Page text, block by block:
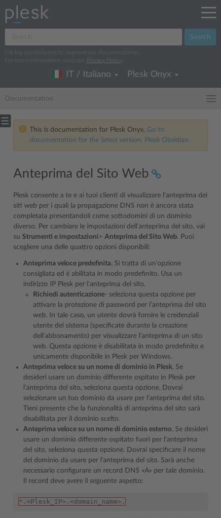
Search
We log search terms to improve our documentation.
For more information, read our
Privacy Policy
IT / Italiano Plesk Onyx
Documentation
This is documentation for Plesk Onyx. Go to
documentation for the latest version, Plesk Obsidian.
Anteprima del Sito Web
Plesk consente a te e ai tuoi clienti di visualizzare l’anteprima dei
siti web per i quali la propagazione DNS non è ancora stata
completata presentandoli come sottodomini di un dominio
diverso. Per cambiare le impostazioni dell’anteprima del sito, vai
su Strumenti e impostazioni> Anteprima del Sito Web. Puoi
scegliere una delle quattro opzioni disponibili:
Anteprima veloce predefinita. Si tratta di un’opzione
consigliata ed è abilitata in modo predefinito. Usa un
indirizzo IP Plesk per l’anteprima del sito.
Richiedi autenticazione- seleziona questa opzione per
attivare la protezione di password per l’anteprima del sito
web. In tale caso, un utente dovrà fornire le credenziali
utente del sistema (specificate durante la creazione
dell’abbonamento) per visualizzare l’anteprima di un sito
web. Questa opzione è disabilitata in modo predefinito e
unicamente disponibile in Plesk per Windows.
Anteprima veloce su un nome di dominio in Plesk. Se
desideri usare un dominio differente ospitato in Plesk per
l’anteprima del sito, seleziona questa opzione. Dovrai
selezionare un tuo dominio da usare per l’anteprima del sito.
Tieni presente che la funzionalità di anteprima del sito sarà
disabilitata per il dominio scelto.
Anteprima veloce su un nome di dominio esterno. Se desideri
usare un dominio differente ospitato fuori per l’anteprima
del sito, seleziona questa opzione. Dovrai specificare il nome
del dominio da usare per l’anteprima del sito. Sarà anche
necessario configurare un record DNS «A» per tale dominio.
Il record deve avere il seguente aspetto:
*.<Plesk_IP>.<domain_name>.